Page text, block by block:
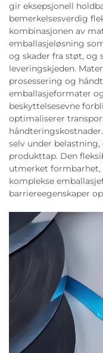
gir eksepsjonell
bemerkelsesverdig
kombinasjonen av
emballasjeløsning
og skader fra støt, og
leveringskjeden.
prosessering og
emballasjeformater
beskyttelsesevne
optimaliserer
selv under
produkttap. Den
utmerket
komplekse
barriereegenskaper